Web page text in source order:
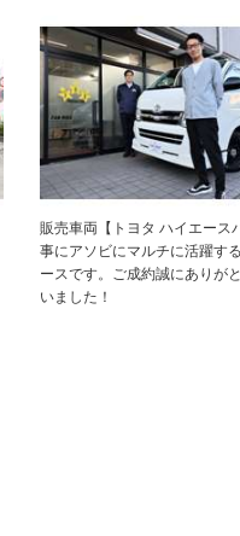
販売車両【トヨタ ハイエース
事にアソビにマルチに活躍す
ースです。ご成約誠にありが
いました！